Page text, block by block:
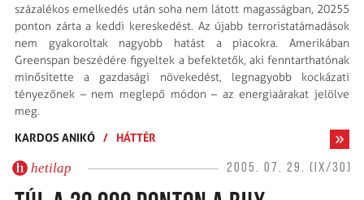
százalékos emelkedés után soha nem látott magasságban, 20255
ponton zárta a keddi kereskedést. Az újabb terroristatámadások
nem gyakoroltak nagyobb hatást a piacokra. Amerikában
Greenspan beszédére figyeltek a befektetők, aki fenntarthatónak
minősítette a gazdasági növekedést, legnagyobb kockázati
tényezőnek – nem meglepő módon – az energiaárakat jelölve
meg.
KARDOS ANIKÓ / HÁTTÉR
hetilap 2005. 07. 29. (IX/30)